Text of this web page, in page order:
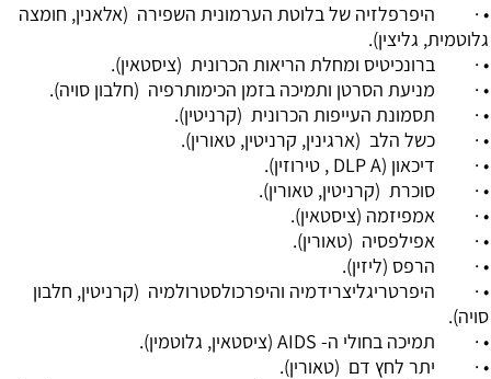
• · היפרפלזיה של בלוטת הערמונית השפירה (אלאנין, חומצה
גלוטמית, גליצין).
• · ברונכיטיס ומחלת הריאות הכרונית (ציסטאין).
• · מניעת הסרטן ותמיכה בזמן הכימותרפיה (חלבון סויה).
• · תסמונת העייפות הכרונית (קרניטין).
• · כשל הלב (ארגינין, קרניטין, טאורין).
• · דיכאון (DLP A ‏, טירוזין).
• · סוכרת (קרניטין, טאורין).
• · אמפיזמה (ציסטאין).
• · אפילפסיה (טאורין).
• · הרפס (ליזין).
• · היפרטריגליצרידמיה והיפרכולסטרולמיה (קרניטין, חלבון
סויה).
• · תמיכה בחולי ה- AIDS ‏(ציסטאין, גלוטמין).
• · יתר לחץ דם (טאורין).